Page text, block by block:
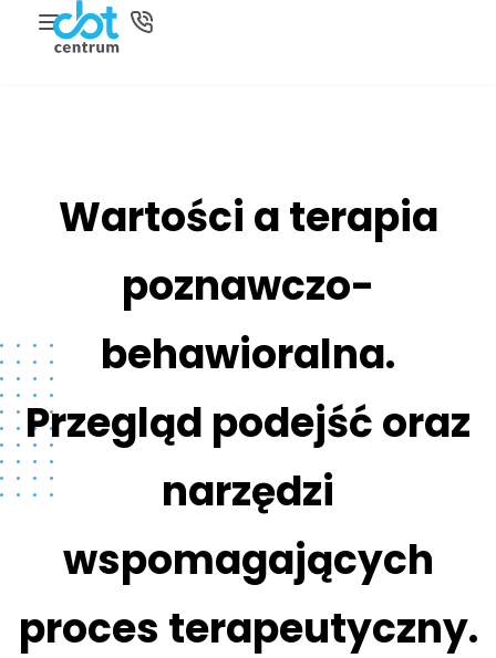
Wartości a terapia
poznawczo-
behawioralna.
Przegląd podejść oraz
narzędzi
wspomagających
proces terapeutyczny.